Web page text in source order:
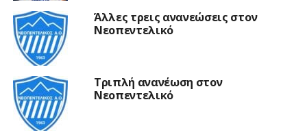
Άλλες τρεις ανανεώσεις στον
Νεοπεντελικό
Τριπλή ανανέωση στον
Νεοπεντελικό